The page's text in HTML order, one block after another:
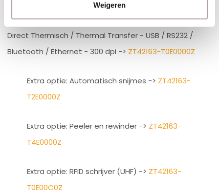
Weigeren
Direct Thermisch / Thermal Transfer - USB / RS232 /
Bluetooth / Ethernet - 300 dpi -> ZT42163-T0E0000Z
Extra optie: Automatisch snijmes -> ZT42163-
T2E0000Z
Extra optie: Peeler en rewinder -> ZT42163-
T4E0000Z
Extra optie: RFID schrijver (UHF) -> ZT42163-
T0E00C0Z